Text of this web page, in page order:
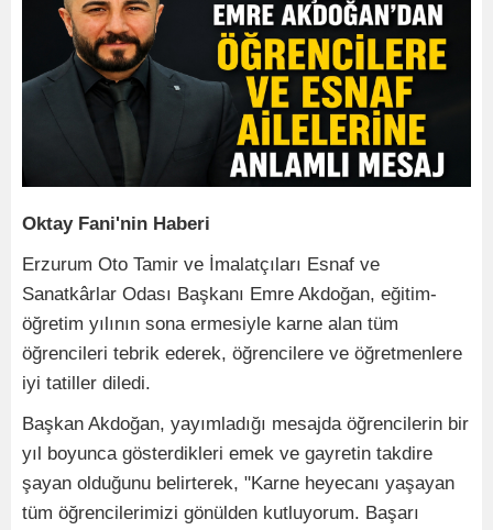
Oktay Fani'nin Haberi
Erzurum Oto Tamir ve İmalatçıları Esnaf ve
Sanatkârlar Odası Başkanı Emre Akdoğan, eğitim-
öğretim yılının sona ermesiyle karne alan tüm
öğrencileri tebrik ederek, öğrencilere ve öğretmenlere
iyi tatiller diledi.
Başkan Akdoğan, yayımladığı mesajda öğrencilerin bir
yıl boyunca gösterdikleri emek ve gayretin takdire
şayan olduğunu belirterek, "Karne heyecanı yaşayan
tüm öğrencilerimizi gönülden kutluyorum. Başarı